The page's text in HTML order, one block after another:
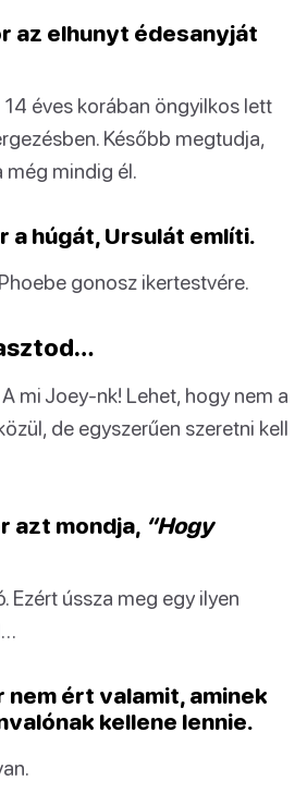
az elhunyt édesanyját
éves korában öngyilkos lett
Később megtudja,
még mindig él.
a húgát, Ursulát említi.
gonosz ikertestvére.
mi Joey-nk! Lehet, hogy nem a
de egyszerűen szeretni kell
azt mondja, “Hogy
Ezért ússza meg egy ilyen
nem ért valamit, aminek
kellene lennie.